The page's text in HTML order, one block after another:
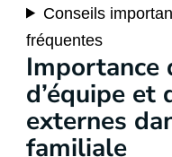
Conseils
fréquentes
Importance
d’équipe et
externes
familiale